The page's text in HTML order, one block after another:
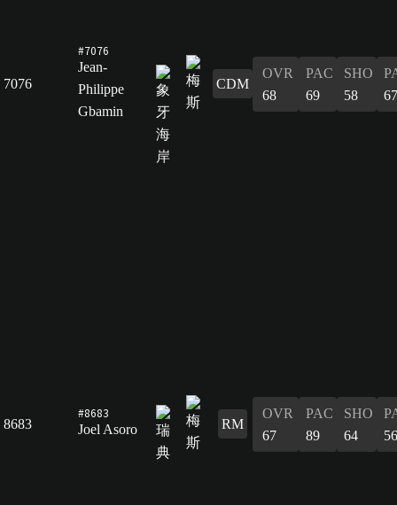
7076
#7076
Jean-
Philippe
Gbamin
CDM
OVR
68
PAC
69
SHO
58
67
8683
#8683
Joel Asoro
RM
OVR
67
PAC
89
SHO
64
56